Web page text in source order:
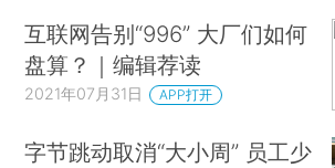
互联网告别“996” 大厂们如何
盘算？｜编辑荐读
2021年07月31日 APP打开
字节跳动取消“大小周” 员工少